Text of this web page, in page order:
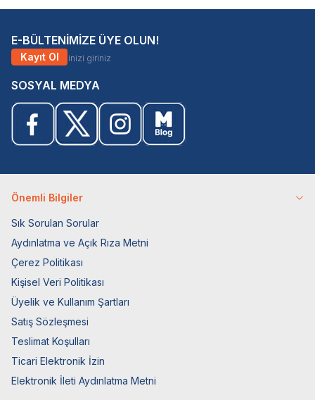
E-BÜLTENİMİZE ÜYE OLUN!
Kayıt Ol
SOSYAL MEDYA
Önemli Bilgiler
Sık Sorulan Sorular
Aydınlatma ve Açık Rıza Metni
Çerez Politikası
Kişisel Veri Politikası
Üyelik ve Kullanım Şartları
Satış Sözleşmesi
Teslimat Koşulları
Ticari Elektronik İzin
Elektronik İleti Aydınlatma Metni